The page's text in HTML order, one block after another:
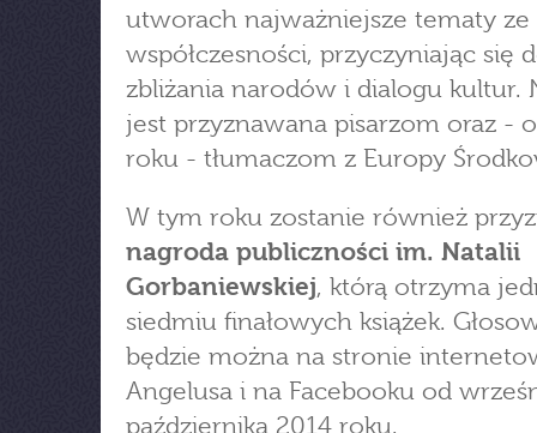
utworach najważniejsze tematy ze
współczesności, przyczyniając się
zbliżania narodów i dialogu kultur.
jest przyznawana pisarzom oraz -
roku - tłumaczom z Europy
W tym roku zostanie również
nagroda publiczności im. Natalii
Gorbaniewskiej, którą otrzyma
siedmiu finałowych książek.
będzie można na stronie
Angelusa i na Facebooku od
października 2014 roku.